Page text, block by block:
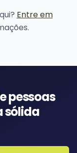
Entre em
pessoas
sólida